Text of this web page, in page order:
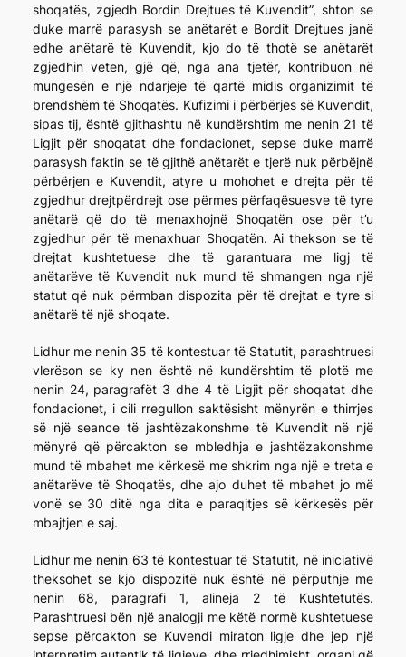
shoqatës, zgjedh Bordin Drejtues të Kuvendit”, shton se
duke marrë parasysh se anëtarët e Bordit Drejtues janë
edhe anëtarë të Kuvendit, kjo do të thotë se anëtarët
zgjedhin veten, gjë që, nga ana tjetër, kontribuon në
mungesën e një ndarjeje të qartë midis organizimit të
brendshëm të Shoqatës. Kufizimi i përbërjes së Kuvendit,
sipas tij, është gjithashtu në kundërshtim me nenin 21 të
Ligjit për shoqatat dhe fondacionet, sepse duke marrë
parasysh faktin se të gjithë anëtarët e tjerë nuk përbëjnë
përbërjen e Kuvendit, atyre u mohohet e drejta për të
zgjedhur drejtpërdrejt ose përmes përfaqësuesve të tyre
anëtarë që do të menaxhojnë Shoqatën ose për t’u
zgjedhur për të menaxhuar Shoqatën. Ai thekson se të
drejtat kushtetuese dhe të garantuara me ligj të
anëtarëve të Kuvendit nuk mund të shmangen nga një
statut që nuk përmban dispozita për të drejtat e tyre si
anëtarë të një shoqate.
Lidhur me nenin 35 të kontestuar të Statutit, parashtruesi
vlerëson se ky nen është në kundërshtim të plotë me
nenin 24, paragrafët 3 dhe 4 të Ligjit për shoqatat dhe
fondacionet, i cili rregullon saktësisht mënyrën e thirrjes
së një seance të jashtëzakonshme të Kuvendit në një
mënyrë që përcakton se mbledhja e jashtëzakonshme
mund të mbahet me kërkesë me shkrim nga një e treta e
anëtarëve të Shoqatës, dhe ajo duhet të mbahet jo më
vonë se 30 ditë nga dita e paraqitjes së kërkesës për
mbajtjen e saj.
Lidhur me nenin 63 të kontestuar të Statutit, në iniciativë
theksohet se kjo dispozitë nuk është në përputhje me
nenin 68, paragrafi 1, alineja 2 të Kushtetutës.
Parashtruesi bën një analogji me këtë normë kushtetuese
sepse përcakton se Kuvendi miraton ligje dhe jep një